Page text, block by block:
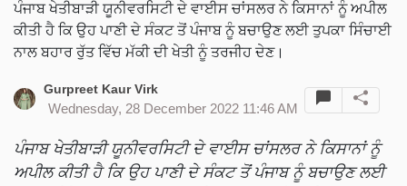
ਪੰਜਾਬ ਖੇਤੀਬਾੜੀ ਯੂਨੀਵਰਸਿਟੀ ਦੇ ਵਾਈਸ ਚਾਂਸਲਰ ਨੇ ਕਿਸਾਨਾਂ ਨੂੰ ਅਪੀਲ
ਕੀਤੀ ਹੈ ਕਿ ਉਹ ਪਾਣੀ ਦੇ ਸੰਕਟ ਤੋਂ ਪੰਜਾਬ ਨੂੰ ਬਚਾਉਣ ਲਈ ਤੁਪਕਾ ਸਿੰਚਾਈ
ਨਾਲ ਬਹਾਰ ਰੁੱਤ ਵਿੱਚ ਮੱਕੀ ਦੀ ਖੇਤੀ ਨੂੰ ਤਰਜੀਹ ਦੇਣ।
Gurpreet Kaur Virk
Wednesday, 28 December 2022 11:46 AM
ਪੰਜਾਬ ਖੇਤੀਬਾੜੀ ਯੂਨੀਵਰਸਿਟੀ ਦੇ ਵਾਈਸ ਚਾਂਸਲਰ ਨੇ ਕਿਸਾਨਾਂ ਨੂੰ
ਅਪੀਲ ਕੀਤੀ ਹੈ ਕਿ ਉਹ ਪਾਣੀ ਦੇ ਸੰਕਟ ਤੋਂ ਪੰਜਾਬ ਨੂੰ ਬਚਾਉਣ ਲਈ